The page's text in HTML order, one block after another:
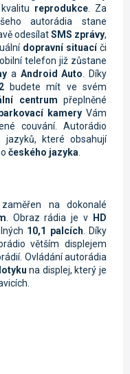
reprodukce . Za
autorádia stane
odesílatSMS zprávy,
dopravní situacíči
telefon již zůstane
a Android Auto
Díky
budete mít ve svém
centrum přeplněné
kameryVám
couvání. Autorádio
které obsahují
českého jazyka
na dokonalé
. Obraz rádia je v HD
10,1 palcích. Díky
větším displejem
Ovládání autorádia
na displej, který je